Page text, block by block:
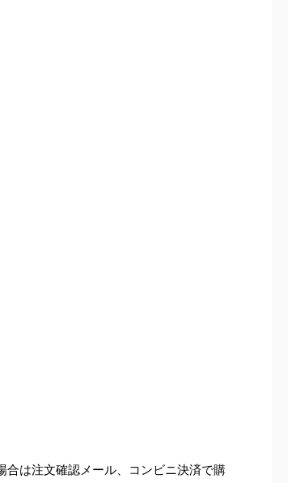
は注文確認メール、コンビニ決済で購